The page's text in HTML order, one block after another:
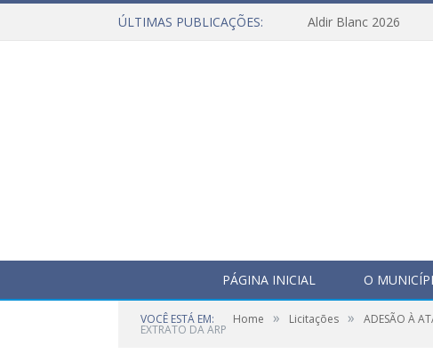
ÚLTIMAS PUBLICAÇÕES: Aldir Blanc 2026
PÁGINA INICIAL O
VOCÊ ESTÁ EM: Home » Licitações » ADESÃO À
EXTRATO DA ARP